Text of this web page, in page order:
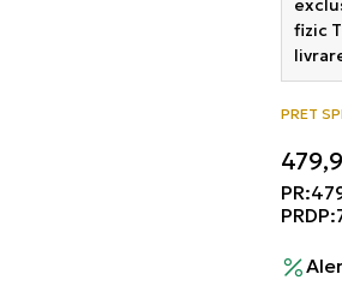
fizic
PRET
PR:
PRDP: